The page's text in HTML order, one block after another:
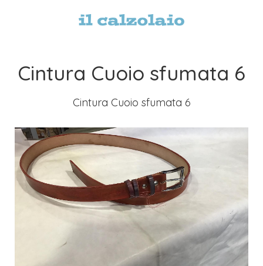
Cintura Cuoio sfumata 6
Cintura Cuoio sfumata 6